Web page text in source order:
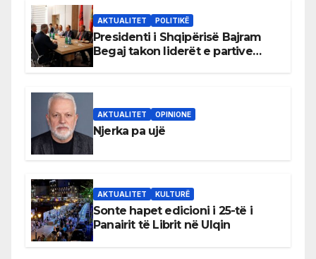
AKTUALITET POLITIKË
Presidenti i Shqipërisë Bajram
Begaj takon liderët e partive
AKTUALITET OPINIONE
Njerka pa ujë
AKTUALITET KULTURË
Sonte hapet edicioni i 25-të i
Panairit të Librit në Ulqin